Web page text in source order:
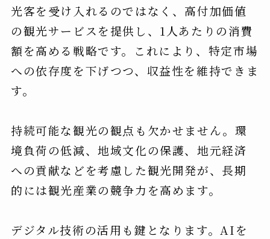
光客を受け入れるのではなく、高付加価値
の観光サービスを提供し、1人あたりの消費
額を高める戦略です。これにより、特定市場
への依存度を下げつつ、収益性を維持できま
す。
持続可能な観光の観点も欠かせません。環
境負荷の低減、地域文化の保護、地元経済
への貢献などを考慮した観光開発が、長期
的には観光産業の競争力を高めます。
デジタル技術の活用も鍵となります。AIを